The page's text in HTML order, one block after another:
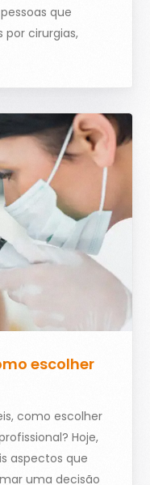
que
cirurgias,
escolher
como escolher
Hoje,
aspectos que
uma decisão